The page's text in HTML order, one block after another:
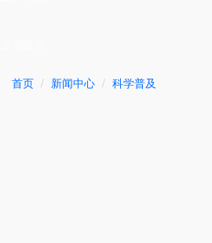
首页 新闻中心
科学普及